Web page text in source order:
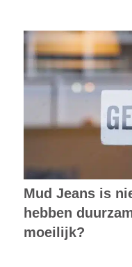
Mud Jeans is
hebben
moeilijk?